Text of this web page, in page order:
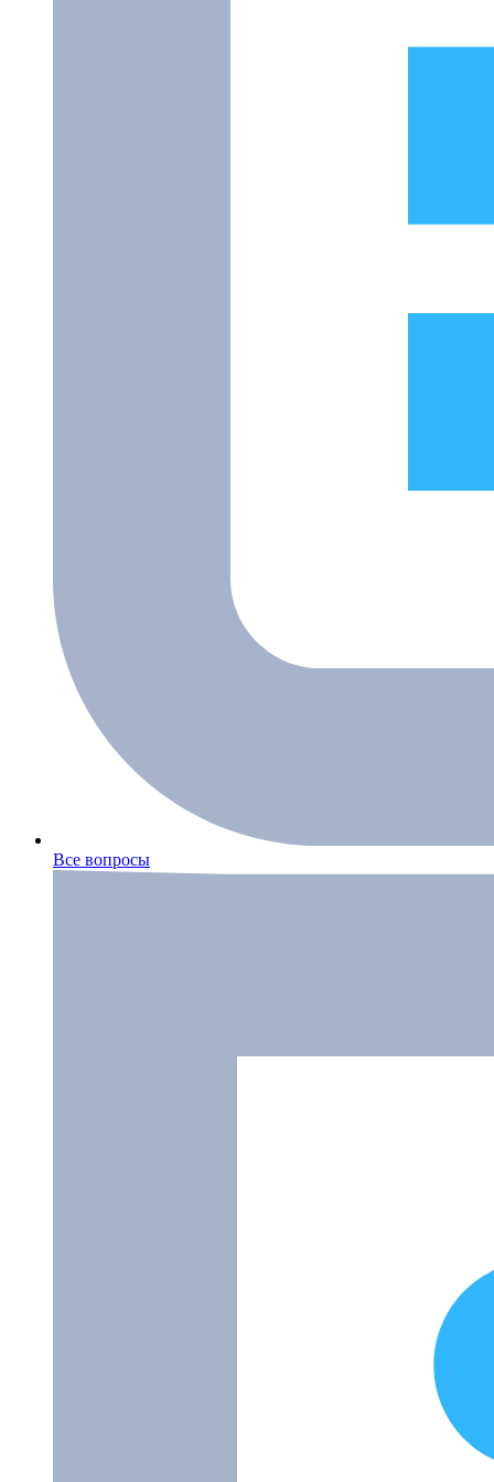
Все вопросы